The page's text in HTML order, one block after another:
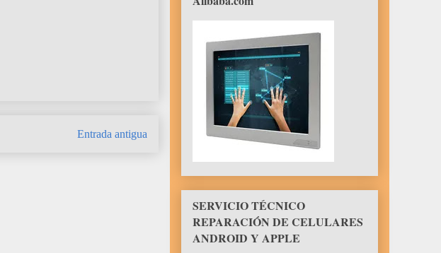
Entrada antigua
SERVICIO TÉCNICO
REPARACIÓN DE CELULARES
ANDROID Y APPLE